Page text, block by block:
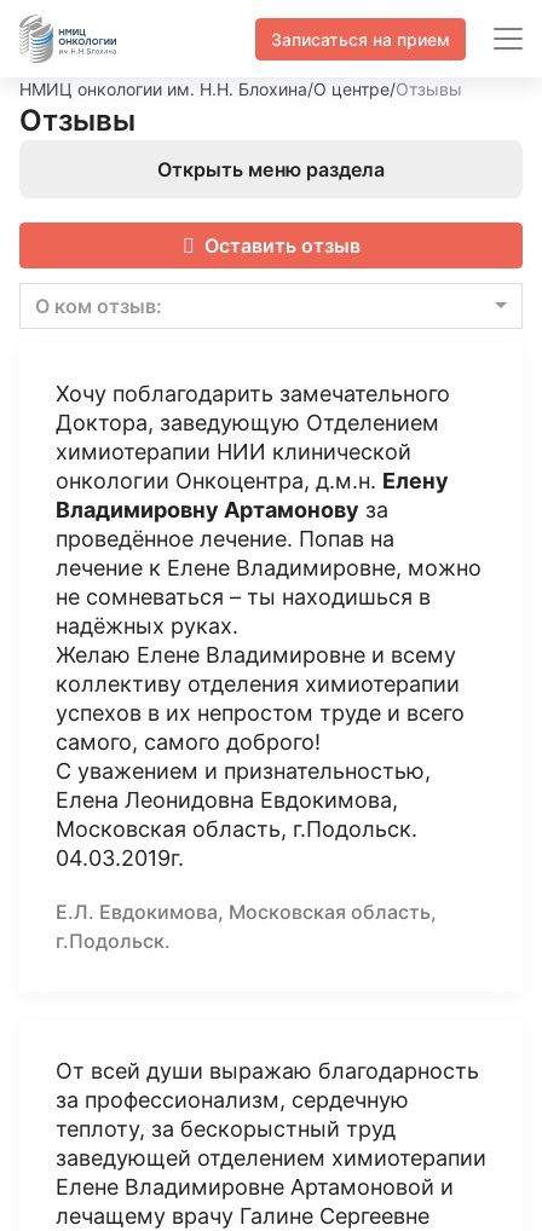
Записаться на прием
НМИЦ онкологии им. Н.Н. Блохина/О центре/Отзывы
Отзывы
Открыть меню раздела
Оставить отзыв
О ком отзыв:
Хочу поблагодарить замечательного
Доктора, заведующую Отделением
химиотерапии НИИ клинической
онкологии Онкоцентра, д.м.н. Елену
Владимировну Артамонову за
проведённое лечение. Попав на
лечение к Елене Владимировне, можно
не сомневаться – ты находишься в
надёжных руках.
Желаю Елене Владимировне и всему
коллективу отделения химиотерапии
успехов в их непростом труде и всего
самого, самого доброго!
С уважением и признательностью,
Елена Леонидовна Евдокимова,
Московская область, г.Подольск.
04.03.2019г.
Е.Л. Евдокимова, Московская область,
г.Подольск.
От всей души выражаю благодарность
за профессионализм, сердечную
теплоту, за бескорыстный труд
заведующей отделением химиотерапии
Елене Владимировне Артамоновой и
лечащему врачу Галине Сергеевне